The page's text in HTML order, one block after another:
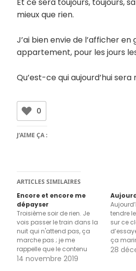
Et ce sera toujours, toujours,
mieux que rien.
J’ai bien envie de l’afficher
appartement, pour les jours
Qu’est-ce qui aujourd’hui sera
0
J’AIME ÇA :
ARTICLES SIMILAIRES
Encore et encore me
dépayser
Troisième soir de rien. Je
vois passer le train dans la
nuit qui n'attend pas, ça
marche pas ; je me
rappelle que le contenu
peut monter du bas vers le
14 novembre 2019
tendre
sur ce
ça
28